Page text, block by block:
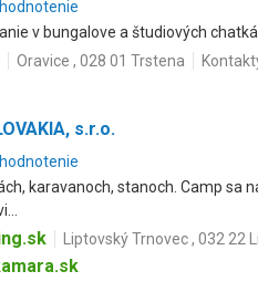
v bungalove a študiových
Oravice , 028 01 Trstena
s.r.o.
karavanoch, stanoch. Camp sa
Liptovský Trnovec , 032 22